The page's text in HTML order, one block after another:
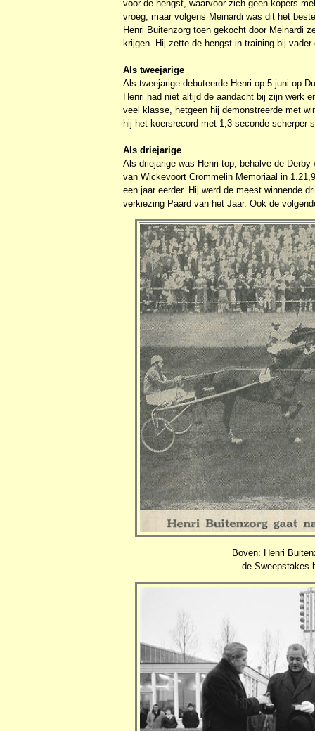
voor de hengst, waarvoor zich geen kopers
vroeg, maar volgens Meinardi was dit het
Henri Buitenzorg toen gekocht door Meinardi
krijgen. Hij zette de hengst in training bij
Als tweejarige
Als tweejarige debuteerde Henri op 5 juni op
Henri had niet altijd de aandacht bij zijn werk
veel klasse, hetgeen hij demonstreerde met
hij het koersrecord met 1,3 seconde scherper
Als driejarige
Als driejarige was Henri top, behalve de
van Wickevoort Crommelin Memoriaal in
een jaar eerder. Hij werd de meest winnende
verkiezing Paard van het Jaar. Ook de
Boven: Henri
de Sweepstakes